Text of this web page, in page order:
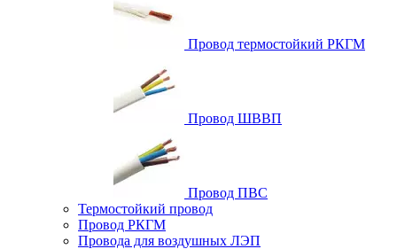
Провод термостойкий РКГМ
Провод ШВВП
Провод ПВС
Термостойкий провод
Провод РКГМ
Провода для воздушных ЛЭП